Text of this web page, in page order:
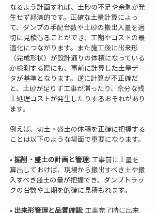
なるよう計画すれば、土砂の不足や余剰が発
生せず経済的です。正確な土量計算によっ
て、ダンプの手配台数や土砂の搬出入量を適
切に見積もることができ、工期やコストの最
適化につながります。また施工後に出来形
（完成形状）が設計通りの体積になっている
か検測する際にも、事前に計算した土量デー
タが基準となります。逆に計算が不正確だ
と、土砂が足りず工事が滞ったり、余分な残
土処理コストが発生したりするおそれがあり
ます。
例えば、切土・盛土の体積を正確に把握する
ことは以下のような場面で重要になります。
• 掘削・盛土の計画と管理: 工事前に土量を
算出しておけば、現場から搬出すべき土や搬
入すべき盛土の量が把握でき、ダンプトラッ
• 出来形管理と品質確認: 工事完了時に出来